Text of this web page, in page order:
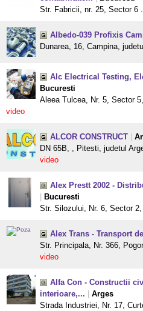
Str. Fabricii, nr. 25, Sector 6
Albedo-039 Profixis
Dunarea, 16, Campina,
Alc Electrical Testing,
Bucuresti
Aleea Tulcea, Nr. 5, Sector
video
ALCOR CONSTRUCT
DN 65B, , Pitesti, judetul
video
Alex Prestt 2002 -
Bucuresti
Str. Silozului, Nr. 6, Sector
Alex Trans - Transport
Str. Principala, Nr. 366,
video
Alfa Con - Constructii
interioare,...
Arges
Strada Industriei, Nr. 17,